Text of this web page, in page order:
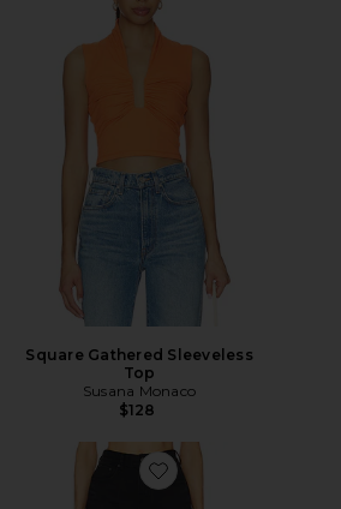
Square Gathered Sleeveless
Top
Susana Monaco
$128
Favorite JEANS CON